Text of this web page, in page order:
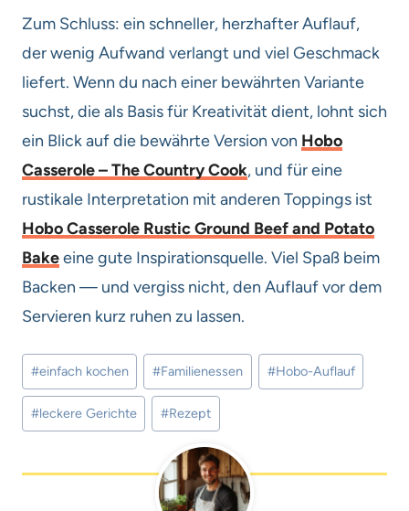
Zum Schluss: ein schneller, herzhafter Auflauf,
der wenig Aufwand verlangt und viel Geschmack
liefert. Wenn du nach einer bewährten Variante
suchst, die als Basis für Kreativität dient, lohnt sich
ein Blick auf die bewährte Version von Hobo
Casserole – The Country Cook, und für eine
rustikale Interpretation mit anderen Toppings ist
Hobo Casserole Rustic Ground Beef and Potato
Bakeeine gute Inspirationsquelle. Viel Spaß beim
Backen — und vergiss nicht, den Auflauf vor dem
Servieren kurz ruhen zu lassen.
Schlagworte:
#einfach kochen #Familienessen #Hobo-Auflauf
#leckere Gerichte #Rezept